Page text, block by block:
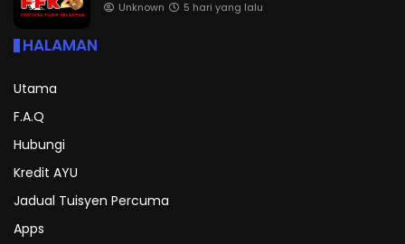
Unknown 5 hari yang lalu
HALAMAN
Utama
F.A.Q
Hubungi
Kredit AYU
Jadual Tuisyen Percuma
Apps